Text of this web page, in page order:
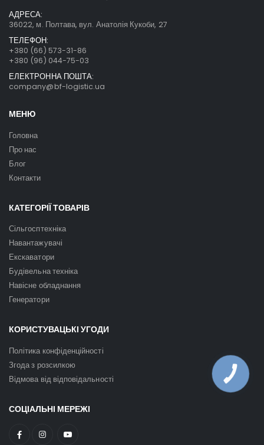
АДРЕСА:
36022, м. Полтава, вул. Анатолія Кукоби, 27
ТЕЛЕФОН:
+380 (66) 573-31-86
+380 (96) 044-75-03
ЕЛЕКТРОННА ПОШТА:
company@bf-logistic.ua
МЕНЮ
Головна
Про нас
Блог
Контакти
КАТЕГОРІЇ ТОВАРІВ
Сільгосптехніка
Навантажувачі
Екскаватори
Будівельна техніка
Навісне обладнання
Генератори
КОРИСТУВАЦЬКІ УГОДИ
Політика конфіденційності
Згода з розсилкою
Відмова від відповідальності
СОЦІАЛЬНІ МЕРЕЖІ
КНОПКА
ЗВ'ЯЗКУ